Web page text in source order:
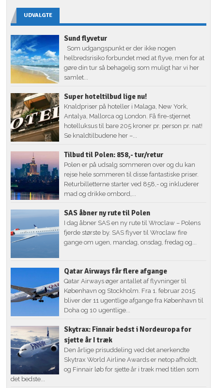
UDVALGTE
Sund flyvetur
Som udgangspunkt er der ikke nogen
helbredsrisiko forbundet med at flyve, men for at
gøre din tur så behagelig som muligt har vi her
samlet...
Super hoteltilbud lige nu!
Knaldpriser på hoteller i Malaga, New York,
Antalya, Mallorca og London. Få fire-stjernet
hotelluksus til bare 205 kroner pr. person pr. nat!
Se knaldtilbudene her –...
Tilbud til Polen: 858,- tur/retur
Polen er på udsalg sommeren over og du kan
rejse hele sommeren til disse fantastiske priser.
Returbilletterne starter ved 858,- og inkluderer
mad og drikke ombord,...
SAS åbner ny rute til Polen
I dag åbner SAS en ny rute til Wroclaw – Polens
fjerde største by. SAS flyver til Wroclaw fire
gange om ugen, mandag, onsdag, fredag og...
Qatar Airways får flere afgange
Qatar Airways øger antallet af flyvninger til
København og Stockholm. Fra 1. februar 2015
bliver der 11 ugentlige afgange fra København til
Doha og 10 ugentlige...
Skytrax: Finnair bedst i Nordeuropa for
sjette år I træk
Den årlige prisuddeling ved det anerkendte
Skytrax World Airline Awards er netop afholdt,
og Finnair løb for sjette år i træk med titlen som
det bedste...